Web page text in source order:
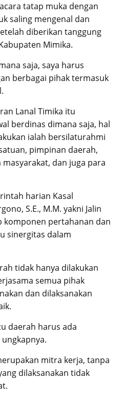
tatap muka dengan
saling mengenal dan
diberikan tanggung
Mimika.
saja, saya harus
berbagai pihak termasuk
Lanal Timika itu
berdinas dimana saja, hal
ialah bersilaturahmi
pimpinan daerah,
dan juga para
harian Kasal
S.E., M.M. yakni Jalin
komponen pertahanan dan
sinergitas dalam
tidak hanya dilakukan
semua pihak
dan dilaksanakan
daerah harus ada
mitra kerja, tanpa
dilaksanakan tidak